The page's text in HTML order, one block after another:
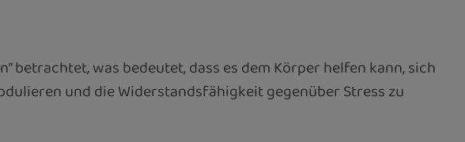
betrachtet, was bedeutet, dass es dem Körper helfen kann, sich
und die Widerstandsfähigkeit gegenüber Stress zu